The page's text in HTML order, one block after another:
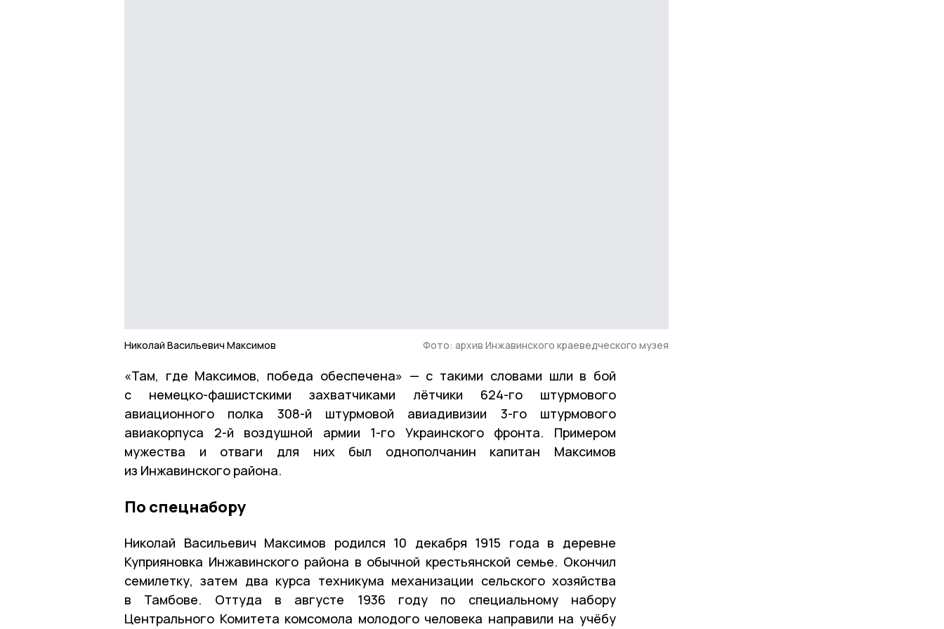
Николай Васильевич Максимов Фото: архив Инжавинского краеведческого музея
«Там, где Максимов, победа обеспечена» — с такими словами шли в бой
с немецко-фашистскими захватчиками лётчики 624-го штурмового
авиационного полка 308-й штурмовой авиадивизии 3-го штурмового
авиакорпуса 2-й воздушной армии 1-го Украинского фронта. Примером
мужества и отваги для них был однополчанин капитан Максимов
из Инжавинского района.
По спецнабору
Николай Васильевич Максимов родился 10 декабря 1915 года в деревне
Куприяновка Инжавинского района в обычной крестьянской семье. Окончил
семилетку, затем два курса техникума механизации сельского хозяйства
в Тамбове. Оттуда в августе 1936 году по специальному набору
Центрального Комитета комсомола молодого человека направили на учёбу